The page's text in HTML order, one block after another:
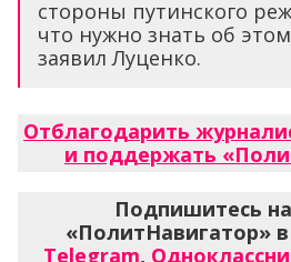
стороны путинского
что нужно знать об
заявил Луценко.
Отблагодарить
и поддержать
Подпишитесь
«ПолитНавигатор»
Telegram,